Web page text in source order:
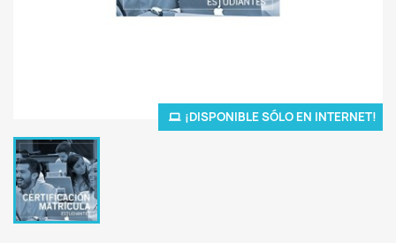
¡DISPONIBLE SÓLO EN INTERNET!